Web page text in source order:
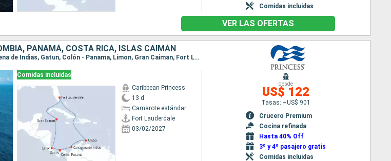
Comidas incluidas
VER LAS OFERTAS
PANAMÁ, COSTA RICA, ISLAS CAIMÁN
Itinerario : Fort Lauderdale, Aruba, Cartagena de Indias, Gatun, Colón - Panama, Limon, Gran Caiman, Fort Lauderdale
Comidas incluidas
Caribbean Princess
13 d
Camarote estándar
Fort Lauderdale
03/02/2027
desde
US$ 122
Tasas: +US$ 901
Crucero Premium
Cocina refinada
Hasta 40% Off
3º y 4º pasajero gratis
Comidas incluidas